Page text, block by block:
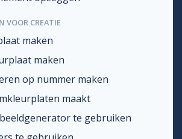
VOOR CREATIE
maken
maken
op nummer maken
maakt
te gebruiken